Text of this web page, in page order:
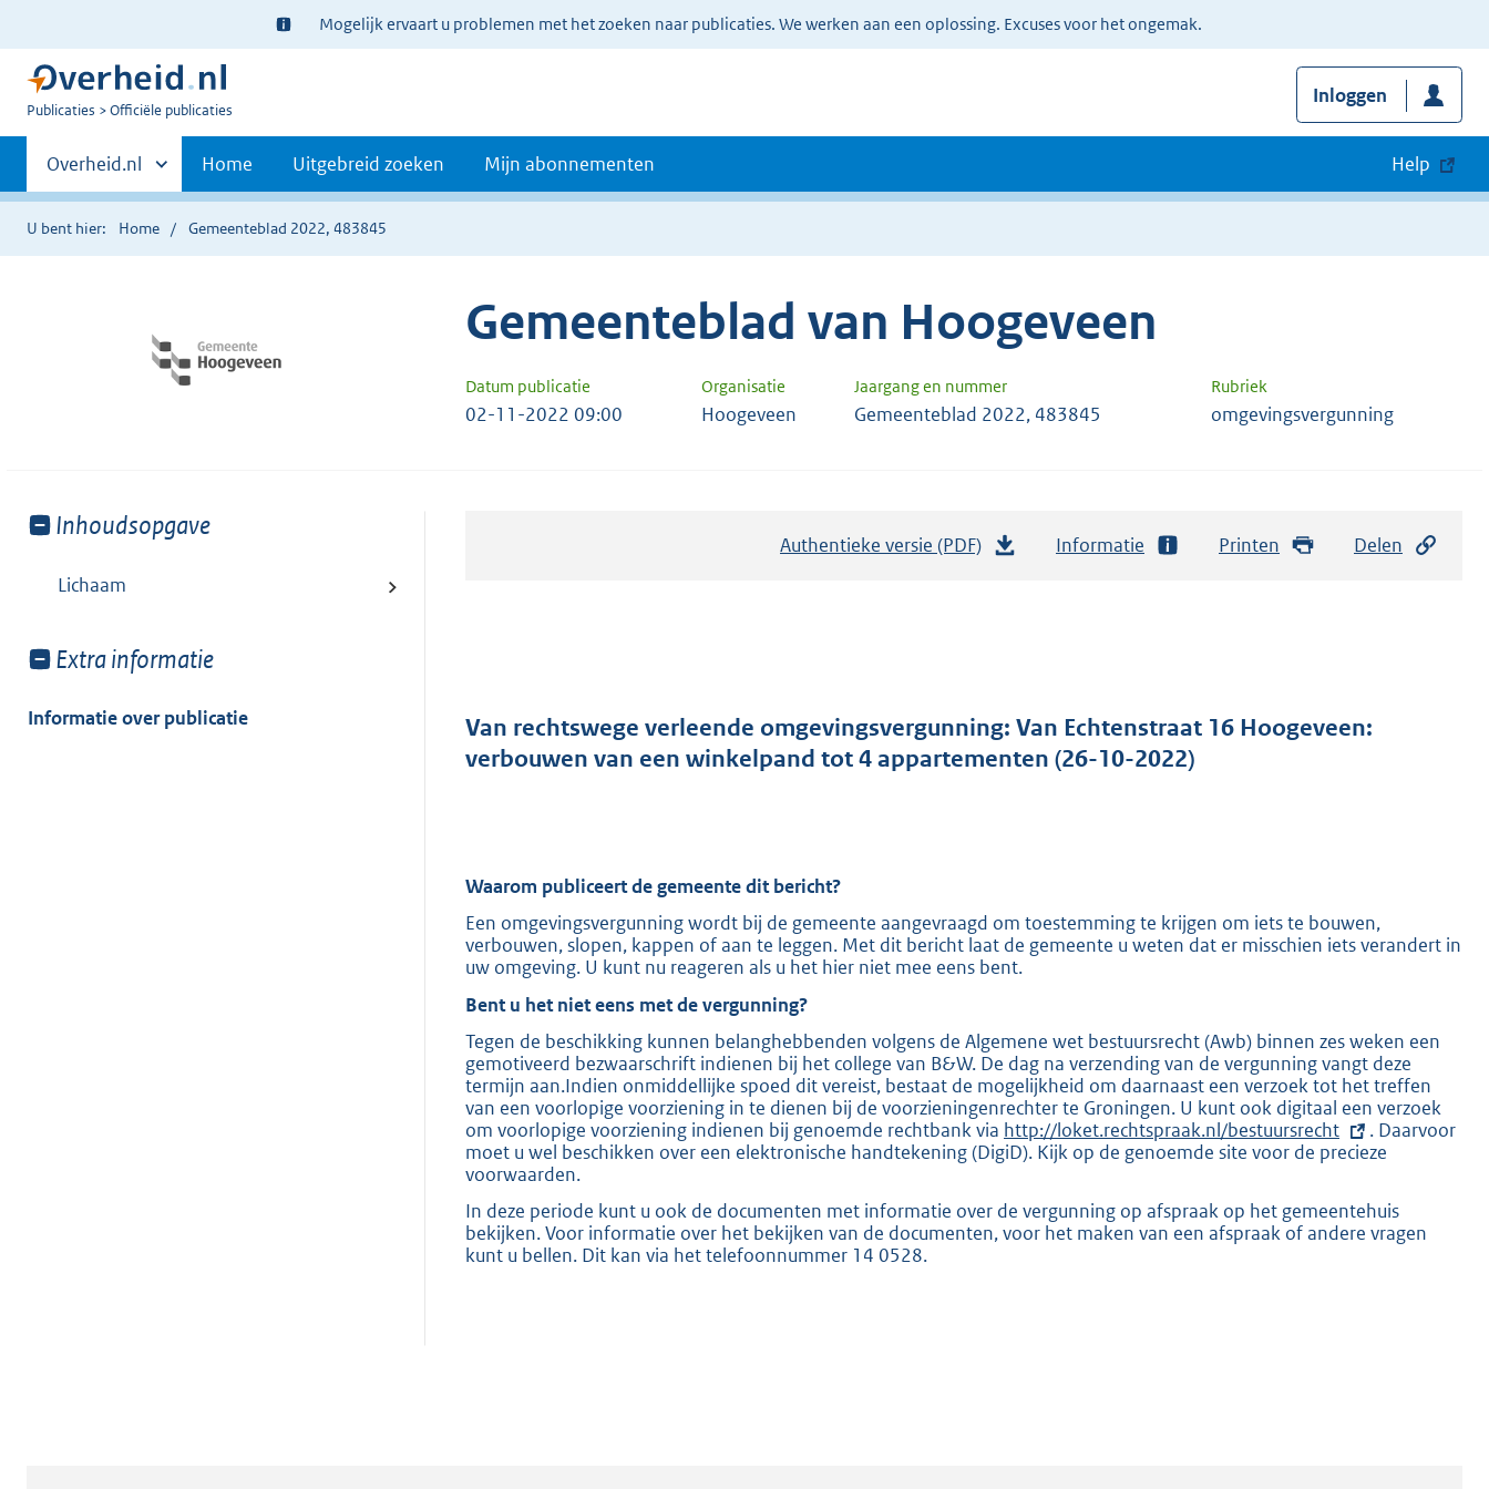
Ter
informatie:
Mogelijk ervaart u problemen met het zoeken naar publicaties. We werken aan een oplossing. Excuses voor het ongemak.
U
Publicaties Officiële publicaties
Inloggen
Primaire
navigatie
Andere
sites
binnen
Overheid.nl Home Uitgebreid zoeken Mijn abonnementen Help
U bent hier: Home Gemeenteblad 2022, 483845
Gemeenteblad van Hoogeveen
Datum publicatie Organisatie Jaargang en nummer Rubriek
02-11-2022 09:00 Hoogeveen Gemeenteblad 2022, 483845 omgevingsvergunning
Toon
van:
Inhoudsopgave
Lichaam
Toon
van:
Extra informatie
Informatie over publicatie
Authentieke versie (PDF)
d
s
t
e
3
9
K
b
Informatie Printen Delen
Van rechtswege verleende omgevingsvergunning: Van Echtenstraat 16 Hoogeveen:
verbouwen van een winkelpand tot 4 appartementen (26-10-2022)
Waarom publiceert de gemeente dit bericht?
Een omgevingsvergunning wordt bij de gemeente aangevraagd om toestemming te krijgen om iets te bouwen,
verbouwen, slopen, kappen of aan te leggen. Met dit bericht laat de gemeente u weten dat er misschien iets verandert in
uw omgeving. U kunt nu reageren als u het hier niet mee eens bent.
Bent u het niet eens met de vergunning?
Tegen de beschikking kunnen belanghebbenden volgens de Algemene wet bestuursrecht (Awb) binnen zes weken een
gemotiveerd bezwaarschrift indienen bij het college van B&W. De dag na verzending van de vergunning vangt deze
termijn aan.Indien onmiddellijke spoed dit vereist, bestaat de mogelijkheid om daarnaast een verzoek tot het treffen
van een voorlopige voorziening in te dienen bij de voorzieningenrechter te Groningen. U kunt ook digitaal een verzoek
om voorlopige voorziening indienen bij genoemde rechtbank via E
x
r
n
http://loket.rechtspraak.nl/bestuursrecht
. Daarvoor
moet u wel beschikken over een elektronische handtekening (DigiD). Kijk op de genoemde site voor de precieze
voorwaarden.
In deze periode kunt u ook de documenten met informatie over de vergunning op afspraak op het gemeentehuis
bekijken. Voor informatie over het bekijken van de documenten, voor het maken van een afspraak of andere vragen
kunt u bellen. Dit kan via het telefoonnummer 14 0528.